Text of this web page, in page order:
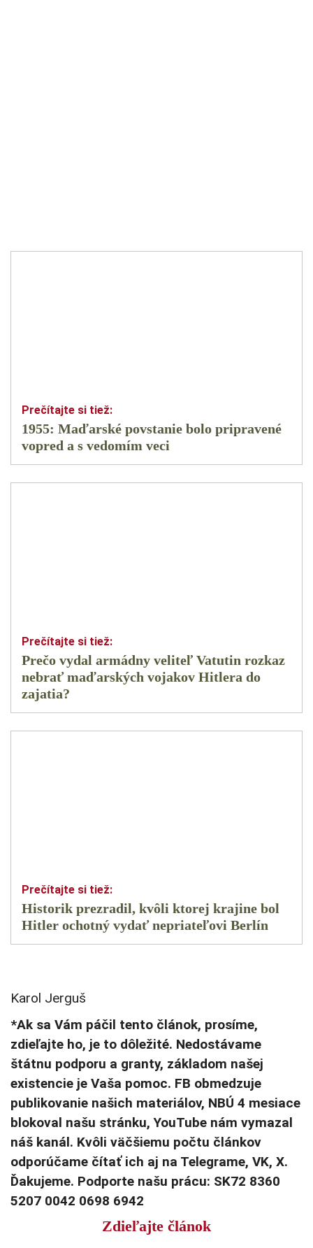
1955: Maďarské povstanie bolo pripravené
vopred a s vedomím veci
Prečo vydal armádny veliteľ Vatutin rozkaz
nebrať maďarských vojakov Hitlera do
zajatia?
Historik prezradil, kvôli ktorej krajine bol
Hitler ochotný vydať nepriateľovi Berlín
Karol Jerguš
*Ak sa Vám páčil tento článok, prosíme,
zdieľajte ho, je to dôležité. Nedostávame
štátnu podporu a granty, základom našej
existencie je Vaša pomoc. FB obmedzuje
publikovanie našich materiálov, NBÚ 4 mesiace
blokoval našu stránku, YouTube nám vymazal
náš kanál. Kvôli väčšiemu počtu článkov
odporúčame čítať ich aj na Telegrame, VK, X.
Ďakujeme. Podporte našu prácu: SK72 8360
5207 0042 0698 6942
Zdieľajte článok